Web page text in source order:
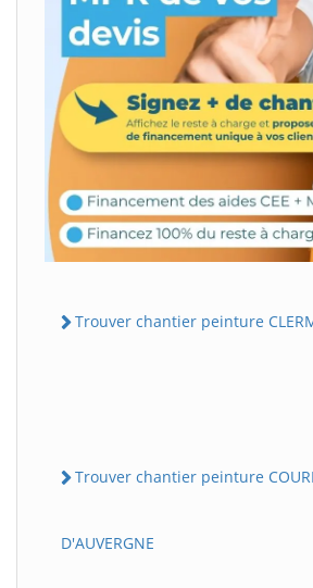
Trouver chantier peinture
Trouver chantier peinture
D'AUVERGNE